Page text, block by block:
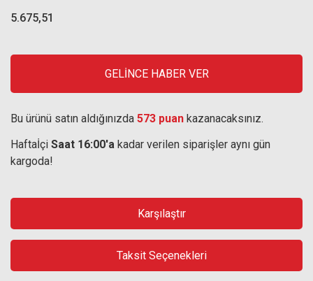
5.675,51
GELİNCE HABER VER
Bu ürünü satın aldığınızda 573 puan kazanacaksınız.
Haftaİçi Saat 16:00'a kadar verilen siparişler aynı gün
kargoda!
Karşılaştır
Taksit Seçenekleri